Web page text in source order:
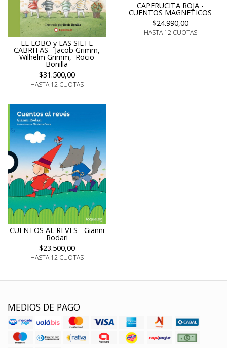
EL LOBO y LAS SIETE
CABRITAS - Jacob Grimm,
Wilhelm Grimm, Rocio
Bonilla
$31.500,00
HASTA 12 CUOTAS
CAPERUCITA ROJA -
CUENTOS MAGNETICOS
$24.990,00
HASTA 12 CUOTAS
CUENTOS AL REVES - Gianni
Rodari
$23.500,00
HASTA 12 CUOTAS
MEDIOS DE PAGO